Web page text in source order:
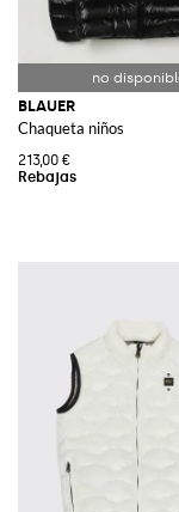
BLAUER
Chaqueta niños
213,00 €